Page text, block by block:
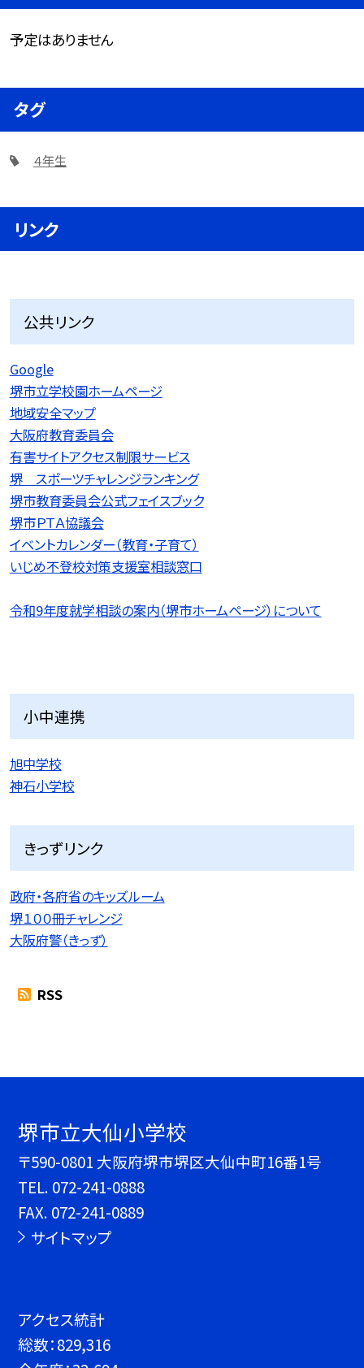
予定はありません
タグ
４年生
リンク
公共リンク
Google
堺市立学校園ホームページ
地域安全マップ
大阪府教育委員会
有害サイトアクセス制限サービス
堺 スポーツチャレンジランキング
堺市教育委員会公式フェイスブック
堺市ＰＴＡ協議会
イベントカレンダー（教育・子育て）
いじめ不登校対策支援室相談窓口
令和9年度就学相談の案内（堺市ホームページ）について
小中連携
旭中学校
神石小学校
きっずリンク
政府・各府省のキッズルーム
堺１００冊チャレンジ
大阪府警（きっず）
RSS
堺市立大仙小学校
〒590-0801 大阪府堺市堺区大仙中町16番1号
TEL. 072-241-0888
FAX. 072-241-0889
サイトマップ
アクセス統計
総数：829,316